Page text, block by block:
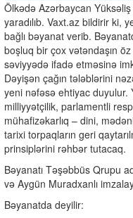
Ölkədə Azərbaycan
yaradılıb. Vaxt.az bildirir ki,
bağlı bəyanat verib.
boşluq bir çox vətəndaşın
səviyyədə ifadə etməsinə
Dəyişən çağın tələblərini
yeni nəfəsə ehtiyac duyulur.
milliyyətçilik, parlamentli
mühafizəkarlıq – dini,
tarixi torpaqların geri
prinsiplərini rəhbər tutacaq.
Bəyanatı Təşəbbüs Qrupu
və Aygün Muradxanlı
Bəyanatda deyilir: